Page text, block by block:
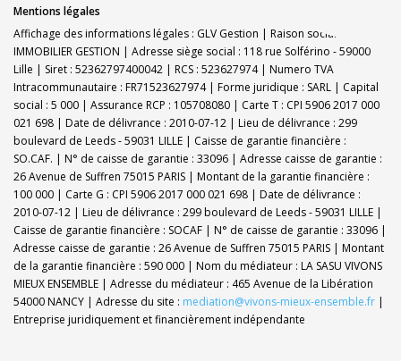
Mentions légales
Affichage des informations légales : GLV Gestion | Raison sociale : GLV
IMMOBILIER GESTION | Adresse siège social : 118 rue Solférino - 59000
Lille | Siret : 52362797400042 | RCS : 523627974 | Numero TVA
Intracommunautaire : FR71523627974 | Forme juridique : SARL | Capital
social : 5 000 | Assurance RCP : 105708080 | Carte T : CPI 5906 2017 000
021 698 | Date de délivrance : 2010-07-12 | Lieu de délivrance : 299
boulevard de Leeds - 59031 LILLE | Caisse de garantie financière :
SO.CAF. | N° de caisse de garantie : 33096 | Adresse caisse de garantie :
26 Avenue de Suffren 75015 PARIS | Montant de la garantie financière :
100 000 | Carte G : CPI 5906 2017 000 021 698 | Date de délivrance :
2010-07-12 | Lieu de délivrance : 299 boulevard de Leeds - 59031 LILLE |
Caisse de garantie financière : SOCAF | N° de caisse de garantie : 33096 |
Adresse caisse de garantie : 26 Avenue de Suffren 75015 PARIS | Montant
de la garantie financière : 590 000 | Nom du médiateur : LA SASU VIVONS
MIEUX ENSEMBLE | Adresse du médiateur : 465 Avenue de la Libération
54000 NANCY | Adresse du site : mediation@vivons-mieux-ensemble.fr |
Entreprise juridiquement et financièrement indépendante